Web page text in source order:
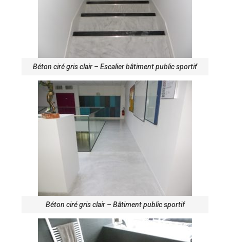
Béton ciré gris clair – Escalier bâtiment public sportif
Béton ciré gris clair – Bâtiment public sportif